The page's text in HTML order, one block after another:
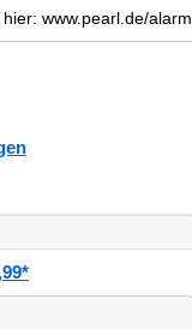
www.pearl.de/alarm